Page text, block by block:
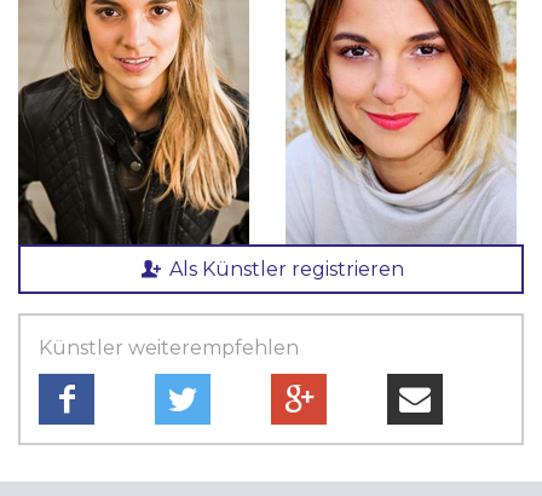
Als Künstler registrieren
Künstler weiterempfehlen